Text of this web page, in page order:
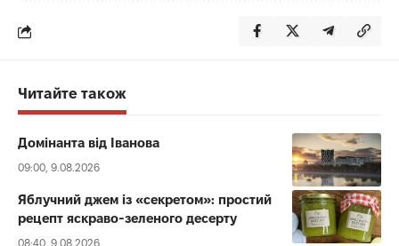
Читайте також
Домінанта від Іванова
09:00, 9.08.2026
Яблучний джем із «секретом»: простий
рецепт яскраво-зеленого десерту
08:40, 9.08.2026